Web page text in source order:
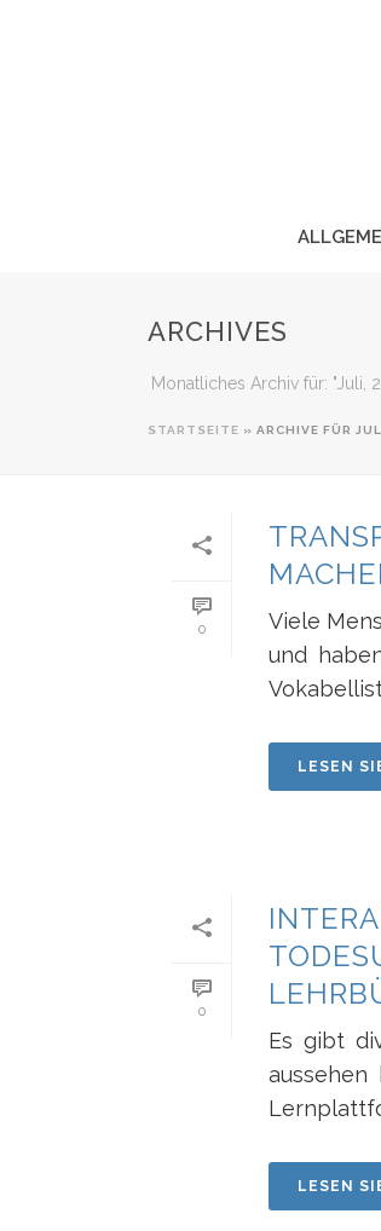
ARCHIVES
Monatliches Archiv für: "Juli,
STARTSEITE » ARCHIVE FÜR
0
Viele
und
LESEN
0
Es gibt
LESEN